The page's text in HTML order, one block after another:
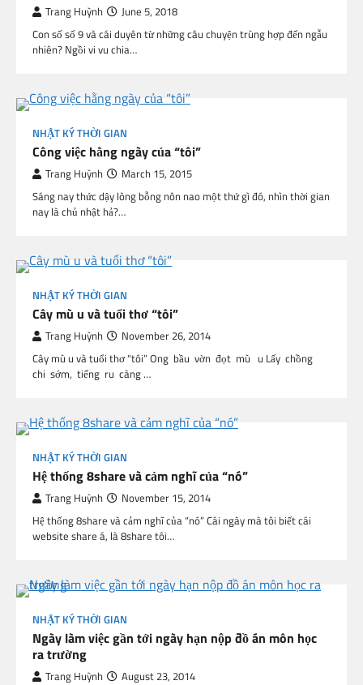
Trang Huỳnh June 5, 2018
Con số số 9 và cái duyên từ những câu chuyện trùng hợp đến ngẫu
nhiên? Ngồi vi vu chia…
NHẬT KÝ THỜI GIAN
Công việc hằng ngày của “tôi”
Trang Huỳnh March 15, 2015
Sáng nay thức dậy lòng bỗng nôn nao một thứ gì đó, nhìn thời gian
nay là chủ nhật hả?…
NHẬT KÝ THỜI GIAN
Cây mù u và tuổi thơ “tôi”
Trang Huỳnh November 26, 2014
Cây mù u và tuổi thơ “tôi” Ong bầu vờn đọt mù u Lấy chồng
chi sớm, tiếng ru càng …
NHẬT KÝ THỜI GIAN
Hệ thống 8share và cảm nghĩ của “nó”
Trang Huỳnh November 15, 2014
Hệ thống 8share và cảm nghĩ của “nó” Cái ngày mà tôi biết cái
website share á, là 8share tôi…
NHẬT KÝ THỜI GIAN
Ngày làm việc gần tới ngày hạn nộp đồ án môn học
ra trường
Trang Huỳnh August 23, 2014